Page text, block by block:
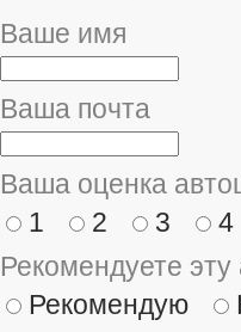
Ваше имя
Ваша почта
Ваша оценка
1
2 3 4
Рекомендуете
Рекомендую